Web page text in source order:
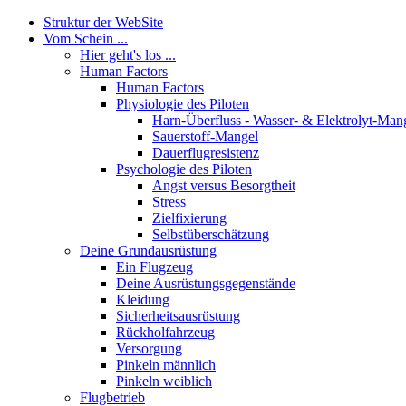
Struktur der WebSite
Vom Schein ...
Hier geht's los ...
Human Factors
Human Factors
Physiologie des Piloten
Harn-Überfluss - Wasser- & Elektrolyt-
Sauerstoff-Mangel
Dauerflugresistenz
Psychologie des Piloten
Angst versus Besorgtheit
Stress
Zielfixierung
Selbstüberschätzung
Deine Grundausrüstung
Ein Flugzeug
Deine Ausrüstungsgegenstände
Kleidung
Sicherheitsausrüstung
Rückholfahrzeug
Versorgung
Pinkeln männlich
Pinkeln weiblich
Flugbetrieb